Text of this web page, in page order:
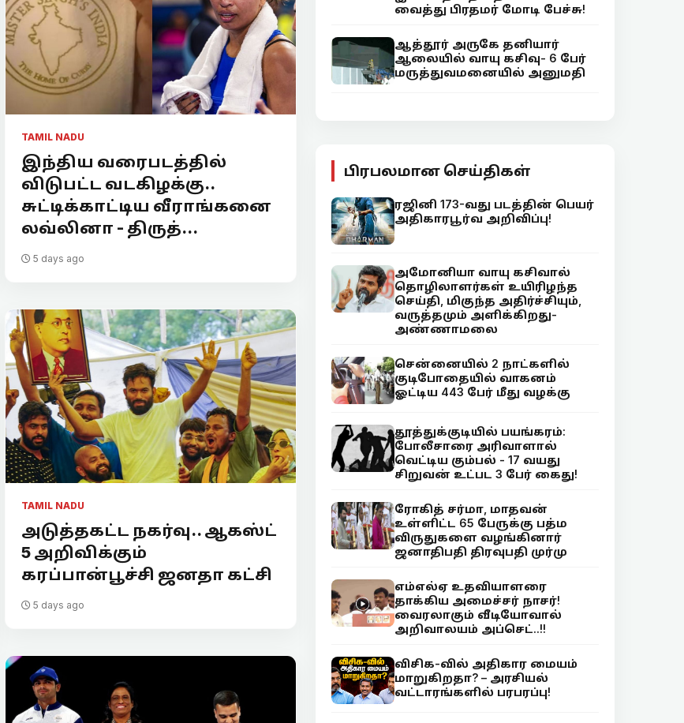
TAMIL NADU
இந்திய வரைபடத்தில்
விடுபட்ட வடகிழக்கு..
சுட்டிக்காட்டிய வீராங்கனை
லவ்லினா - திருத்...
5 days ago
TAMIL NADU
அடுத்தகட்ட நகர்வு.. ஆகஸ்ட்
5 அறிவிக்கும்
கரப்பான்பூச்சி ஜனதா கட்சி
5 days ago
வைத்து பிரதமர் மோடி பேச்சு!
ஆத்தூர் அருகே தனியார்
ஆலையில் வாயு கசிவு- 6 பேர்
மருத்துவமனையில் அனுமதி
பிரபலமான செய்திகள்
ரஜினி 173-வது படத்தின் பெயர்
அதிகாரபூர்வ அறிவிப்பு!
அமோனியா வாயு கசிவால்
தொழிலாளர்கள் உயிரிழந்த
செய்தி, மிகுந்த அதிர்ச்சியும்,
வருத்தமும் அளிக்கிறது-
அண்ணாமலை
சென்னையில் 2 நாட்களில்
குடிபோதையில் வாகனம்
ஓட்டிய 443 பேர் மீது வழக்கு
தூத்துக்குடியில் பயங்கரம்:
போலீசாரை அரிவாளால்
வெட்டிய கும்பல் - 17 வயது
சிறுவன் உட்பட 3 பேர் கைது!
ரோகித் சர்மா, மாதவன்
உள்ளிட்ட 65 பேருக்கு பத்ம
விருதுகளை வழங்கினார்
ஜனாதிபதி திரவுபதி முர்மு
எம்எல்ஏ உதவியாளரை
தாக்கிய அமைச்சர் நாசர்!
வைரலாகும் வீடியோவால்
அறிவாலயம் அப்செட்..!!
விசிக-வில் அதிகார மையம்
மாறுகிறதா? – அரசியல்
வட்டாரங்களில் பரபரப்பு!